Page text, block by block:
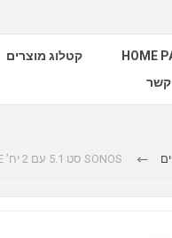
HOME קטלוג מוצרים
קשר
SONOS סט 5.1 עם 2 יח’ ONE, וBEAM